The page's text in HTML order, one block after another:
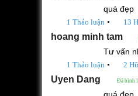
quá đẹp
1 Thảo luận • 13
hoang minh tam
Tư vấn
1 Thảo luận • 2
Uyen Dang Đã bình